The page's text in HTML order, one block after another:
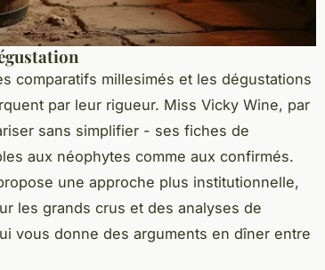
comparatifs millesimés et les dégustations
par leur rigueur. Miss Vicky Wine, par
sans simplifier - ses fiches de
aux néophytes comme aux confirmés.
une approche plus institutionnelle,
les grands crus et des analyses de
vous donne des arguments en dîner entre